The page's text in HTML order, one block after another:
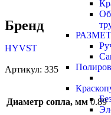
Бренд
HYVST
Артикул: 335
Диаметр сопла, мм 0.89